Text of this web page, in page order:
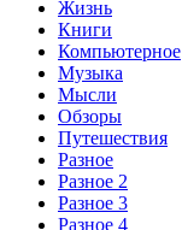
Жизнь
Книги
Компьютерное
Музыка
Мысли
Обзоры
Путешествия
Разное
Разное 2
Разное 3
Разное 4